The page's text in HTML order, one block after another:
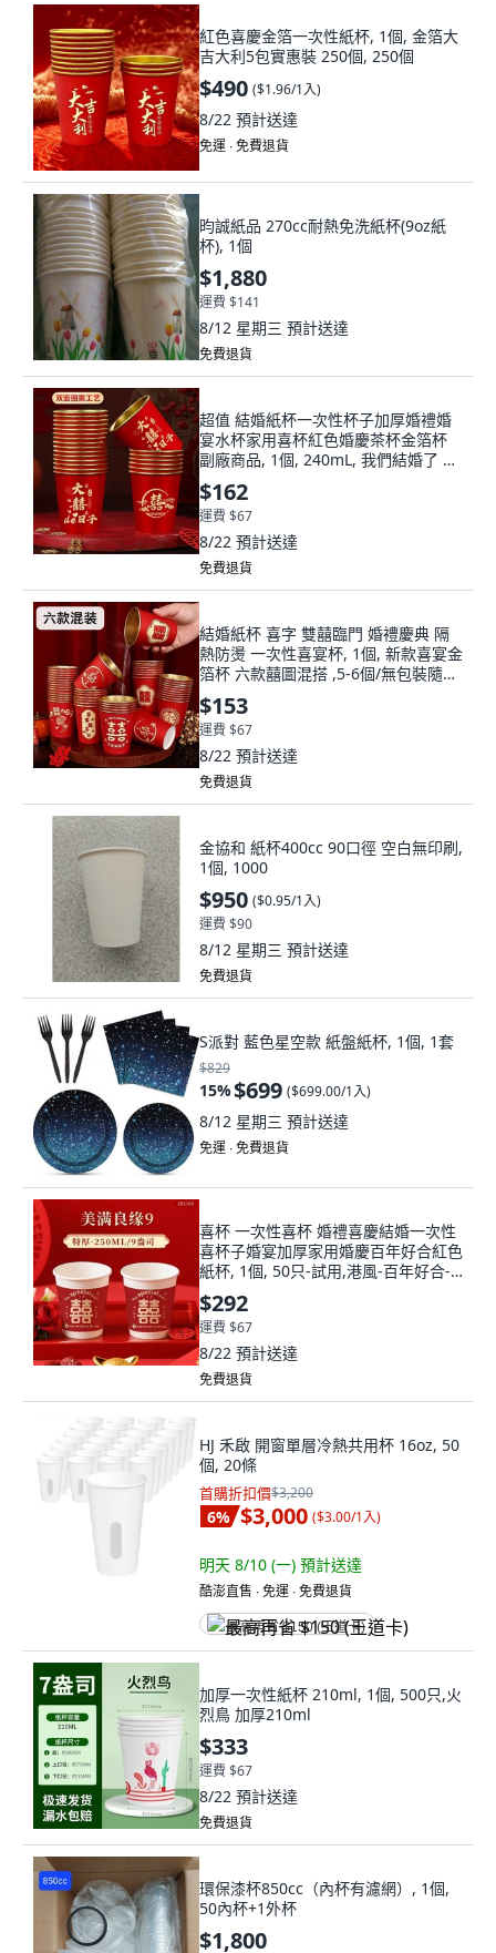
紅色喜慶金箔一次性紙杯, 1個, 金箔大
吉大利5包實惠裝 250個, 250個
$490 ($1.96/1入)
8/22 預計送達
免運 ∙ 免費退貨
昀誠紙品 270cc耐熱免洗紙杯(9oz紙
杯), 1個
$1,880
運費 $141
8/12 星期三 預計送達
免費退貨
超值 結婚紙杯一次性杯子加厚婚禮婚
宴水杯家用喜杯紅色婚慶茶杯金箔杯
副廠商品, 1個, 240mL, 我們結婚了 品
質升級-加厚加硬50只/
$162
運費 $67
8/22 預計送達
免費退貨
結婚紙杯 喜字 雙囍臨門 婚禮慶典 隔
熱防燙 一次性喜宴杯, 1個, 新款喜宴金
箔杯 六款囍圖混搭 ,5-6個/無包裝隨機
囍圖, 5-6個
$153
運費 $67
8/22 預計送達
免費退貨
金協和 紙杯400cc 90口徑 空白無印刷,
1個, 1000
$950 ($0.95/1入)
運費 $90
8/12 星期三 預計送達
免費退貨
S派對 藍色星空款 紙盤紙杯, 1個, 1套
$829
15%$699 ($699.00/1入)
8/12 星期三 預計送達
免運 ∙ 免費退貨
喜杯 一次性喜杯 婚禮喜慶結婚一次性
喜杯子婚宴加厚家用婚慶百年好合紅色
紙杯, 1個, 50只-試用,港風-百年好合-
特厚加硬
$292
運費 $67
8/22 預計送達
免費退貨
HJ 禾啟 開窗單層冷熱共用杯 16oz, 50
個, 20條
首購折扣價$3,200
6% $3,000 ($3.00/1入)
明天 8/10 (一) 預計送達
酷澎直售 ∙ 免運 ∙ 免費退貨
最高再省 $150 (王道卡)
加厚一次性紙杯 210ml, 1個, 500只,火
烈鳥 加厚210ml
$333
運費 $67
8/22 預計送達
免費退貨
環保漆杯850cc（內杯有濾網）, 1個,
50內杯+1外杯
$1,800